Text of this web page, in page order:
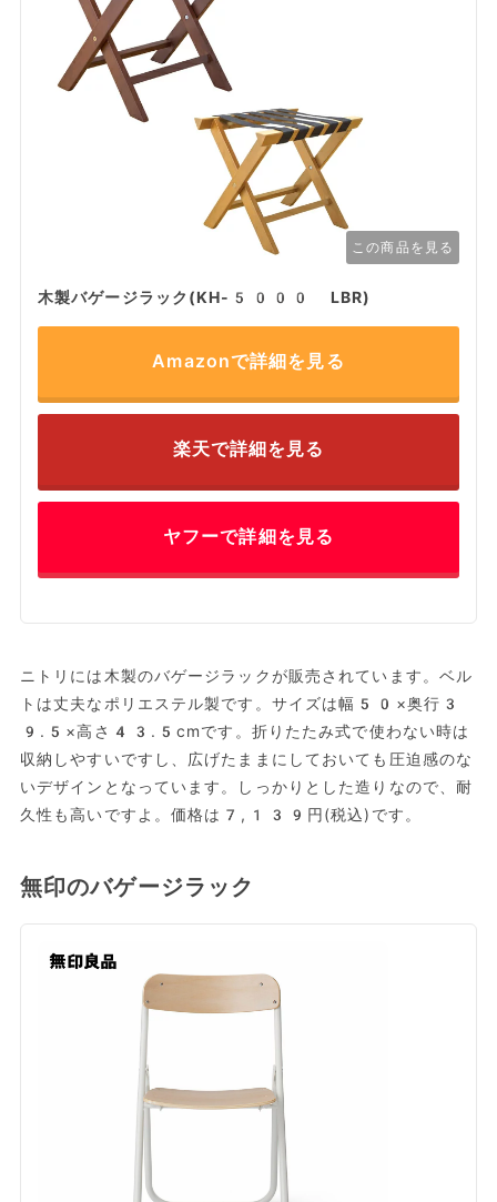
この商品を見る
木製バゲージラック(KH-5000 LBR)
Amazonで詳細を見る
楽天で詳細を見る
ヤフーで詳細を見る
ニトリには木製のバゲージラックが販売されています。ベル
トは丈夫なポリエステル製です。サイズは幅50×奥行3
9.5×高さ43.5cmです。折りたたみ式で使わない時は
収納しやすいですし、広げたままにしておいても圧迫感のな
いデザインとなっています。しっかりとした造りなので、耐
久性も高いですよ。価格は7,139円(税込)です。
無印のバゲージラック